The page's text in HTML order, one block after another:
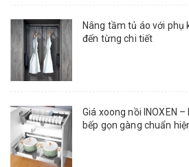
Nâng tầm tủ áo với phụ
đến từng chi tiết
Giá xoong nồi INOXEN
bếp gọn gàng chuẩn